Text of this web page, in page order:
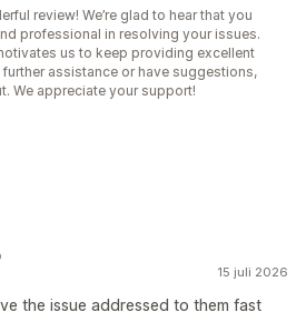
review! We’re glad to hear that you
professional in resolving your issues.
us to keep providing excellent
assistance or have suggestions,
We appreciate your support!
15 juli 2026
the issue addressed to them fast